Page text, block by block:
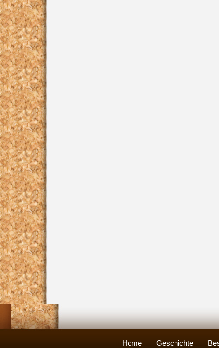
Home Geschichte